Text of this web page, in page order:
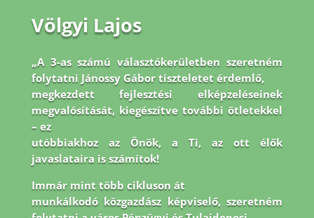
Völgyi Lajos
„A 3-as számú választókerületben szeretném
folytatni Jánossy Gábor tiszteletet érdemlő,
megkezdett fejlesztési elképzeléseinek
megvalósítását, kiegészítve további ötletekkel
– ez
utóbbiakhoz az Önök, a Ti, az ott élők
javaslataira is számítok!
Immár mint több cikluson át
munkálkodó közgazdász képviselő, szeretném